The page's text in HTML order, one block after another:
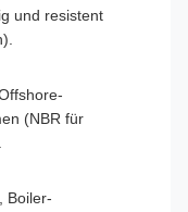
und resistent
(NBR für
Boiler-